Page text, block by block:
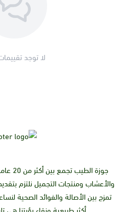
يجب على النساء الحوامل أو المرضعات
لا توجد
جوزة
والأعشاب ومنتجات التجميل نلتزم
تمزج بين الأصالة والفوائد الصحية